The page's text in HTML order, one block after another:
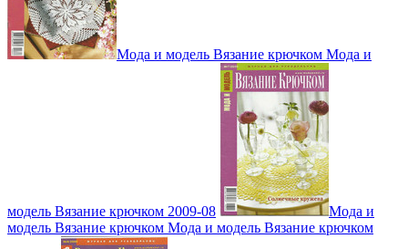
Мода и модель Вязание крючком Мода и
модель Вязание крючком 2009-08
Мода и
модель Вязание крючком Мода и модель Вязание крючком